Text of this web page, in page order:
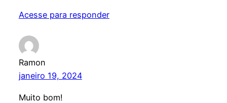
Acesse para responder
Ramon
janeiro 19, 2024
Muito bom!